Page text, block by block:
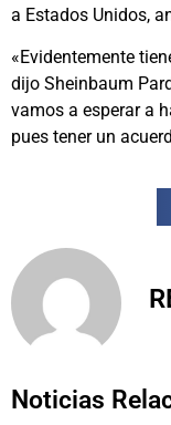
a Estados Unidos,
«Evidentemente
dijo Sheinbaum
vamos a esperar a
pues tener un
Noticias